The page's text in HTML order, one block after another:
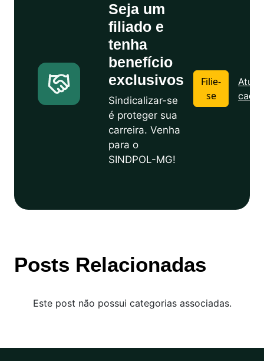
Seja um
filiado e
tenha
benefício
exclusivos
Sindicalizar-se
é proteger sua
carreira. Venha
para o
SINDPOL-MG!
Filie-
se
Posts Relacionadas
Este post não possui categorias associadas.